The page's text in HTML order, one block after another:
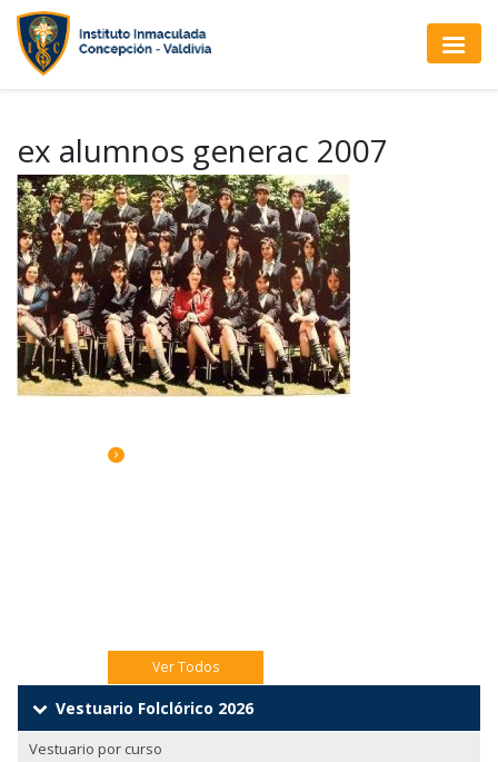
ex alumnos generac 2007
Ver Todos
Vestuario Folclórico 2026
Vestuario por curso